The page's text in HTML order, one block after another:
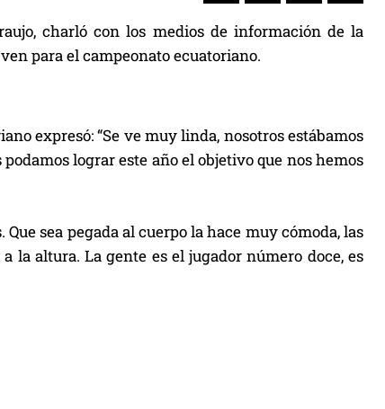
charló con los medios de información de la
para el campeonato ecuatoriano.
expresó: “Se ve muy linda, nosotros estábamos
lograr este año el objetivo que nos hemos
sea pegada al cuerpo la hace muy cómoda, las
la altura. La gente es el jugador número doce, es